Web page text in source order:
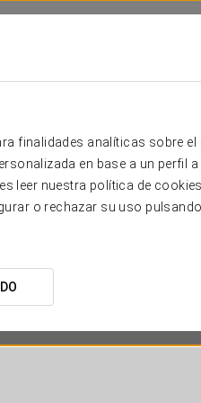
finalidades analíticas sobre el
en base a un perfil
leer nuestra política de
o rechazar su uso pulsando